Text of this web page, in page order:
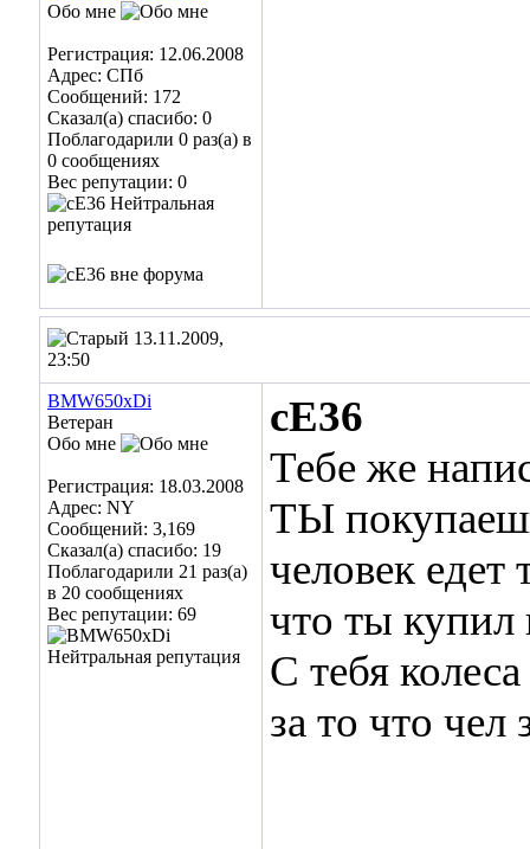
Обо мне
Регистрация: 12.06.2008
Адрес: СПб
Сообщений: 172
Сказал(а) спасибо: 0
Поблагодарили 0 раз(а) в
0 сообщениях
Вес репутации: 0
13.11.2009,
23:50
BMW650xDi
Ветеран
Обо мне
Регистрация: 18.03.2008
Адрес: NY
Сообщений: 3,169
Сказал(а) спасибо: 19
Поблагодарили 21 раз(а)
в 20 сообщениях
Вес репутации: 69
cE36
Тебе же
ТЫ
человек едет
что ты купил
С тебя
за то что чел